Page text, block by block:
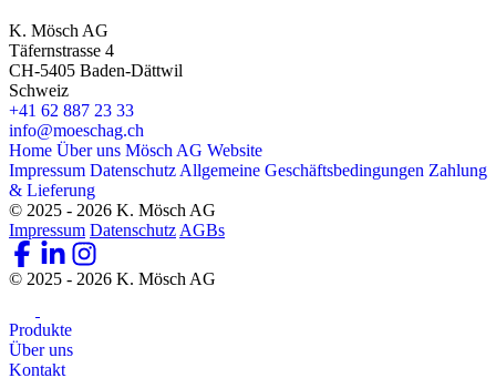
K. Mösch AG
Täfernstrasse 4
CH-5405 Baden-Dättwil
Schweiz
+41 62 887 23 33
info@moeschag.ch
Home Über uns Mösch AG Website
Impressum Datenschutz Allgemeine Geschäftsbedingungen Zahlung
& Lieferung
© 2025 - 2026 K. Mösch AG
Impressum Datenschutz AGBs
© 2025 - 2026 K. Mösch AG
Produkte
Über uns
Kontakt